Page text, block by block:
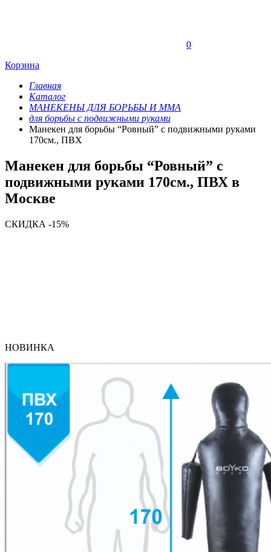
0
Корзина
Главная
Каталог
МАНЕКЕНЫ ДЛЯ БОРЬБЫ И ММА
для борьбы с подвижными руками
Манекен для борьбы “Ровный” с подвижными руками
170см., ПВХ
Манекен для борьбы “Ровный” с
подвижными руками 170см., ПВХ в
Москве
СКИДКА -15%
НОВИНКА